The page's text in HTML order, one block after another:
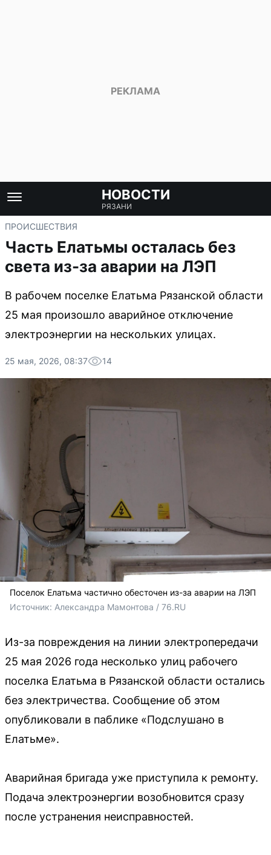
НОВОСТИ
РЯЗАНИ
ПРОИСШЕСТВИЯ
Часть Елатьмы осталась без
света из-за аварии на ЛЭП
В рабочем поселке Елатьма Рязанской области
25 мая произошло аварийное отключение
электроэнергии на нескольких улицах.
25 мая, 2026, 08:37 14
Поселок Елатьма частично обесточен из-за аварии на ЛЭП
Источник: Александра Мамонтова / 76.RU
Из-за повреждения на линии электропередачи
25 мая 2026 года несколько улиц рабочего
поселка Елатьма в Рязанской области остались
без электричества. Сообщение об этом
опубликовали в паблике «Подслушано в
Елатьме».
Аварийная бригада уже приступила к ремонту.
Подача электроэнергии возобновится сразу
после устранения неисправностей.